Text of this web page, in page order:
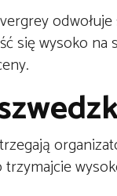
się wysoko